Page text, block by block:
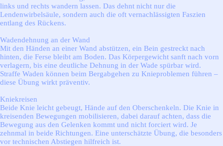
links und rechts wandern lassen. Das dehnt nicht nur die
Lendenwirbelsäule, sondern auch die oft vernachlässigten Faszien
entlang des Rückens.
Wadendehnung an der Wand
Mit den Händen an einer Wand abstützen, ein Bein gestreckt nach
hinten, die Ferse bleibt am Boden. Das Körpergewicht sanft nach vorn
verlagern, bis eine deutliche Dehnung in der Wade spürbar wird.
Straffe Waden können beim Bergabgehen zu Knieproblemen führen –
diese Übung wirkt präventiv.
Kniekreisen
Beide Knie leicht gebeugt, Hände auf den Oberschenkeln. Die Knie in
kreisenden Bewegungen mobilisieren, dabei darauf achten, dass die
Bewegung aus den Gelenken kommt und nicht forciert wird. Je
zehnmal in beide Richtungen. Eine unterschätzte Übung, die besonders
vor technischen Abstiegen hilfreich ist.